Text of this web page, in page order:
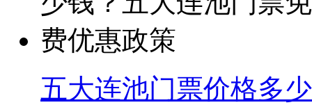
五大连池门票价格多